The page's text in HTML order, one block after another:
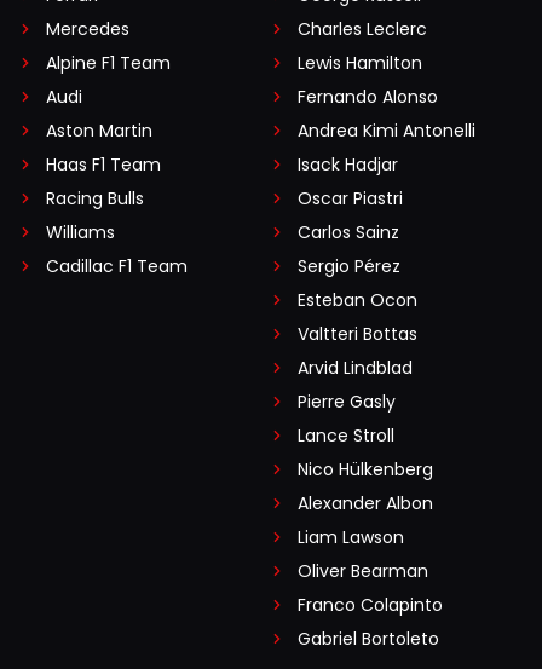
Mercedes
Alpine F1 Team
Audi
Aston Martin
Haas F1 Team
Racing Bulls
Williams
Cadillac F1 Team
Charles Leclerc
Lewis Hamilton
Fernando Alonso
Andrea Kimi Antonelli
Isack Hadjar
Oscar Piastri
Carlos Sainz
Sergio Pérez
Esteban Ocon
Valtteri Bottas
Arvid Lindblad
Pierre Gasly
Lance Stroll
Nico Hülkenberg
Alexander Albon
Liam Lawson
Oliver Bearman
Franco Colapinto
Gabriel Bortoleto